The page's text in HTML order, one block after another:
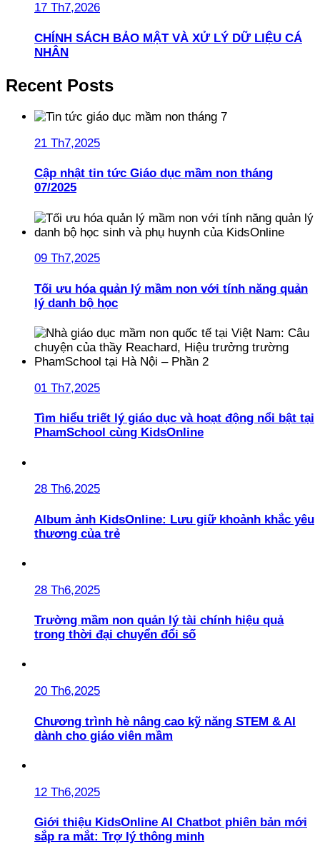
17 Th7,2026
CHÍNH SÁCH BẢO MẬT VÀ XỬ LÝ DỮ LIỆU CÁ
NHÂN
Recent Posts
21 Th7,2025
Cập nhật tin tức Giáo dục mầm non tháng
07/2025
09 Th7,2025
Tối ưu hóa quản lý mầm non với tính năng quản
lý danh bộ học
01 Th7,2025
Tìm hiểu triết lý giáo dục và hoạt động nổi bật tại
PhamSchool cùng KidsOnline
28 Th6,2025
Album ảnh KidsOnline: Lưu giữ khoảnh khắc yêu
thương của trẻ
28 Th6,2025
Trường mầm non quản lý tài chính hiệu quả
trong thời đại chuyển đổi số
20 Th6,2025
Chương trình hè nâng cao kỹ năng STEM & AI
dành cho giáo viên mầm
12 Th6,2025
Giới thiệu KidsOnline AI Chatbot phiên bản mới
sắp ra mắt: Trợ lý thông minh